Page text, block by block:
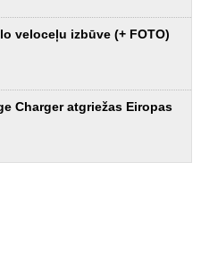
veloceļu izbūve (+ FOTO)
Charger atgriežas Eiropas